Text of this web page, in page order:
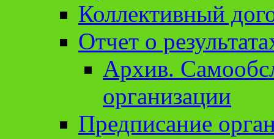
Коллективный
Отчет о
Архив.
организации
Предписание